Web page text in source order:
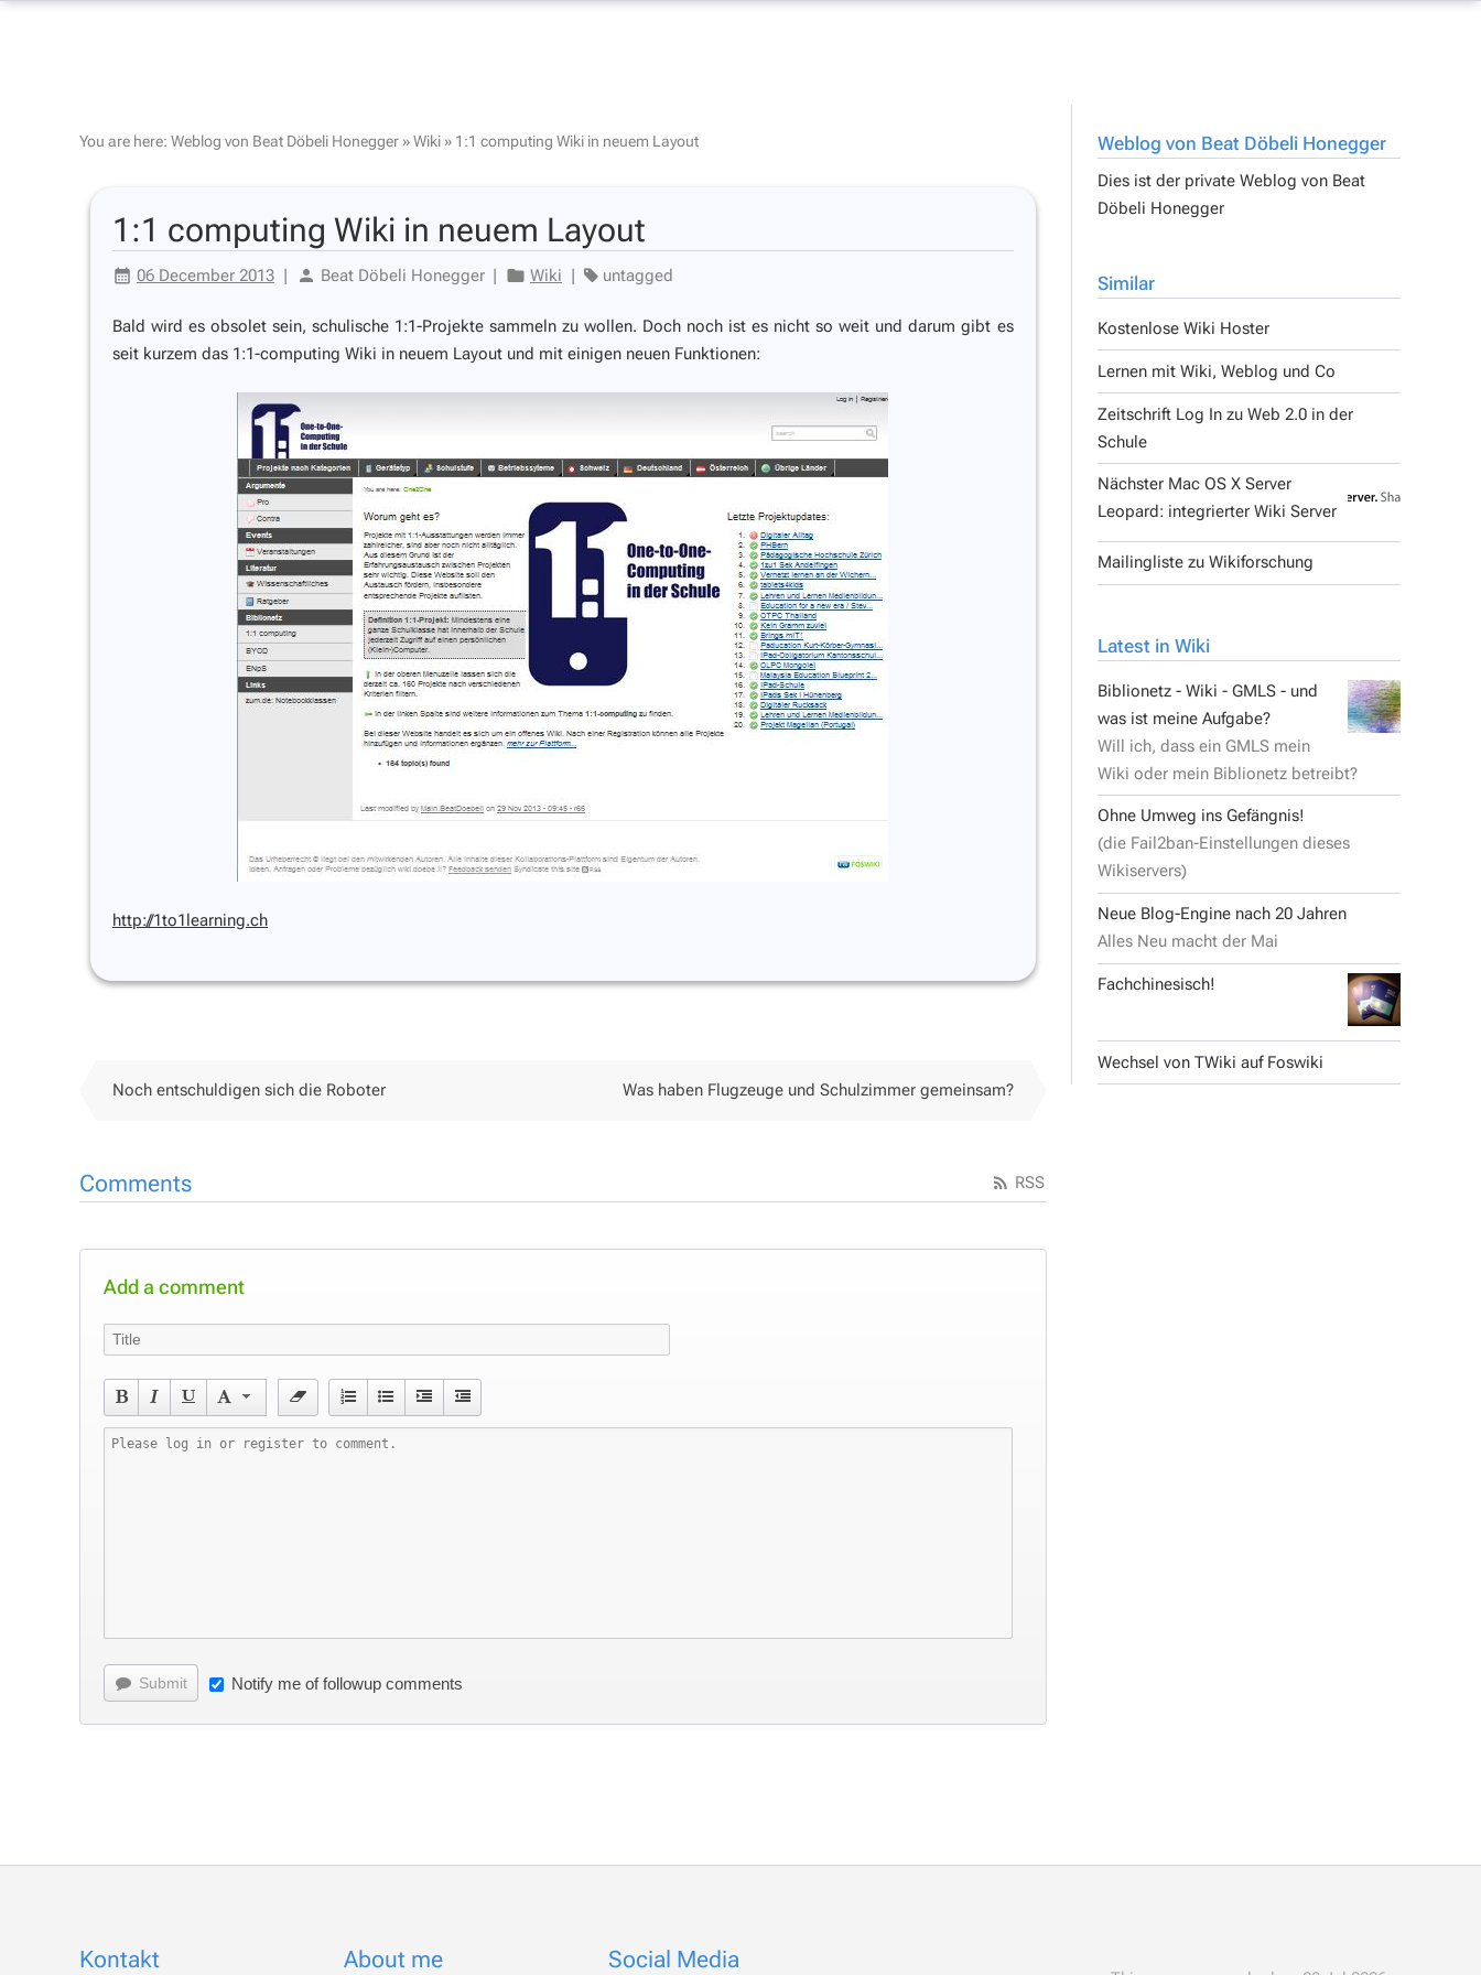
Weblog von Beat Döbeli Honegger
Dies ist der private Weblog von Beat
Döbeli Honegger
Similar
Kostenlose Wiki Hoster
Lernen mit Wiki, Weblog und Co
Zeitschrift Log In zu Web 2.0 in der
Schule
Nächster Mac OS X Server
Leopard: integrierter Wiki Server
Mailingliste zu Wikiforschung
Latest in Wiki
Biblionetz - Wiki - GMLS - und
was ist meine Aufgabe?
Will ich, dass ein GMLS mein
Wiki oder mein Biblionetz betreibt?
Ohne Umweg ins Gefängnis!
(die Fail2ban-Einstellungen dieses
Wikiservers)
Neue Blog-Engine nach 20 Jahren
Alles Neu macht der Mai
Fachchinesisch!
Wechsel von TWiki auf Foswiki
You are here: Weblog von Beat Döbeli Honegger »Wiki » 1:1 computing Wiki in neuem Layout
1:1 computing Wiki in neuem Layout
06 December 2013 | Beat Döbeli Honegger | Wiki | untagged
Bald wird es obsolet sein, schulische 1:1-Projekte sammeln zu wollen. Doch noch ist es nicht so weit und darum gibt es
seit kurzem das 1:1-computing Wiki in neuem Layout und mit einigen neuen Funktionen:
http://1to1learning.ch
Noch entschuldigen sich die Roboter Was haben Flugzeuge und Schulzimmer gemeinsam?
RSS
Comments
Add a comment
Submit Notify me of followup comments
Kontakt About me Social Media